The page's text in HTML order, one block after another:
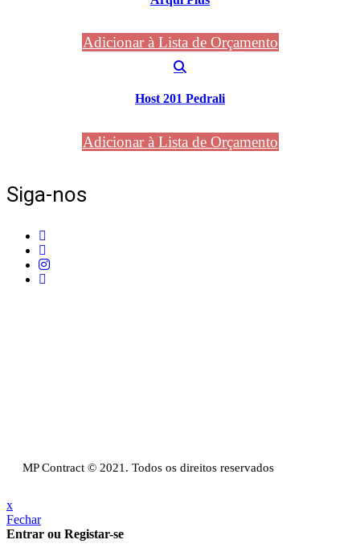
Adicionar à Lista de Orçamento
Host 201 Pedrali
Adicionar à Lista de Orçamento
Siga-nos
MP Contract © 2021. Todos os direitos reservados
x
Fechar
Entrar ou Registar-se